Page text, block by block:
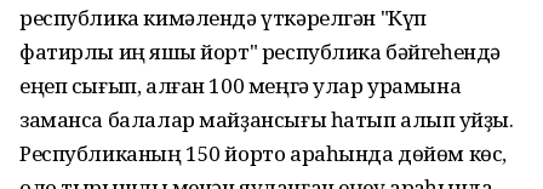
республика кимәлендә үткәрелгән "Күп
фатирлы иң яҡшы йорт" республика бәйгеһендә
еңеп сығып, алған 100 меңгә улар урамына
заманса балалар майҙансығы һатып алып ҡуйҙы.
Республиканың 150 йорто араһында дөйөм көс,